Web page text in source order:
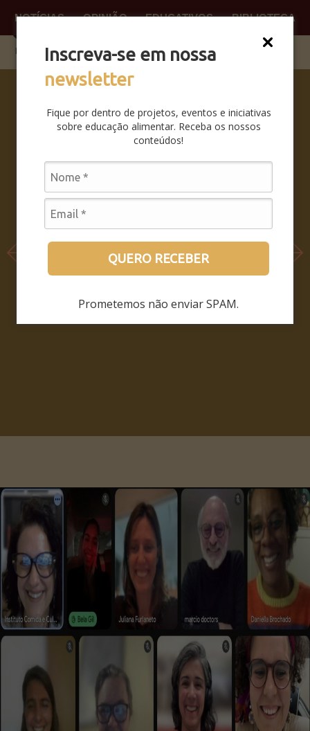
Inscreva-se em nossa
newsletter
Fique por dentro de projetos, eventos e iniciativas
sobre educação alimentar. Receba os nossos
conteúdos!
QUERO RECEBER
Prometemos não enviar SPAM.
NOTÍCIAS OPINIÃO EDUCATIVOS BIBLIOTECA
SABERES
DA BOCA
PRA BOCA:
COMO FOI
SEMINÁRIO
LEIA MAIS